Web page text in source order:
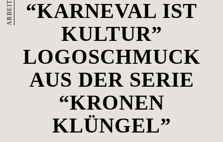
“KARNEVAL IST
KULTUR”
LOGOSCHMUCK
AUS DER SERIE
“KRONEN
KLÜNGEL”
ARBEIT